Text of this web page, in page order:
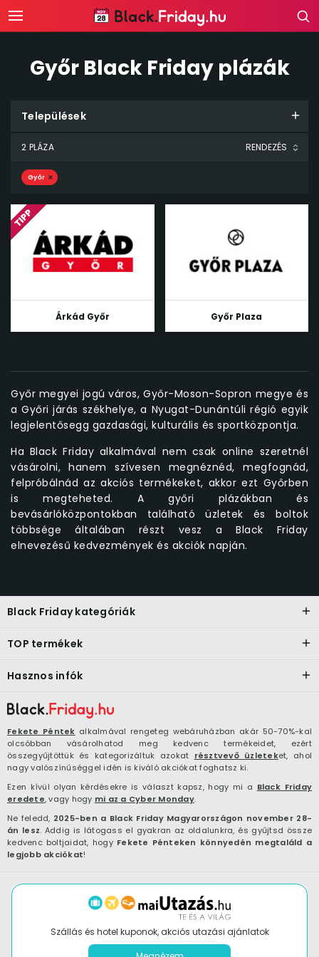
Győr Black Friday plázák
Települések
2 PLÁZA
Győr
Árkád Győr Győr Plaza
Győr megyei jogú város, Győr-Moson-Sopron megye és
a Győri járás székhelye, a Nyugat-Dunántúli régió egyik
legjelentősegg gazdasági, kulturális és sportközpontja.
Ha Black Friday alkalmával nem csak online szeretnél
vásárolni, hanem szívesen megnéznéd, megfognád,
felpróbálnád az akciós termékeket, akkor ezt Győrben
is megteheted. A győri plázákban és
bevásárlóközpontokban található üzletek és boltok
többsége általában részt vesz a Black Friday
elnevezésű kedvezmények és akciók napján.
Fekete Péntek alkalmával rengeteg webáruházban akár 50-70%-kal
olcsóbban vásárolhatod meg kedvenc termékeidet, ezért
összegyűjtöttük és kategorizáltuk azokat résztvevő üzleteket, ahol
nagy valószínűséggel idén is kiváló akciókat foghatsz ki.
Ezen kívül olyan kérdésekre is választ kapsz, hogy mi a Black Friday
eredete, vagy hogy mi az a Cyber Monday.
Ne feledd, 2025-ben a Black Friday Magyarországon november 28-
án lesz. Addig is látogass el gyakran az oldalunkra, és gyűjtsd össze
kedvenc boltjaidat, hogy Fekete Pénteken könnyedén megtaláld a
legjobb akciókat!
Black Friday kategóriák
TOP termékek
Hasznos infók
Szállás és hotel kuponok, akciós utazási ajánlatok